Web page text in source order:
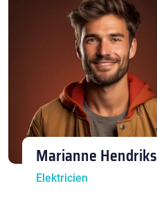
Marianne Hendriks
Elektricien